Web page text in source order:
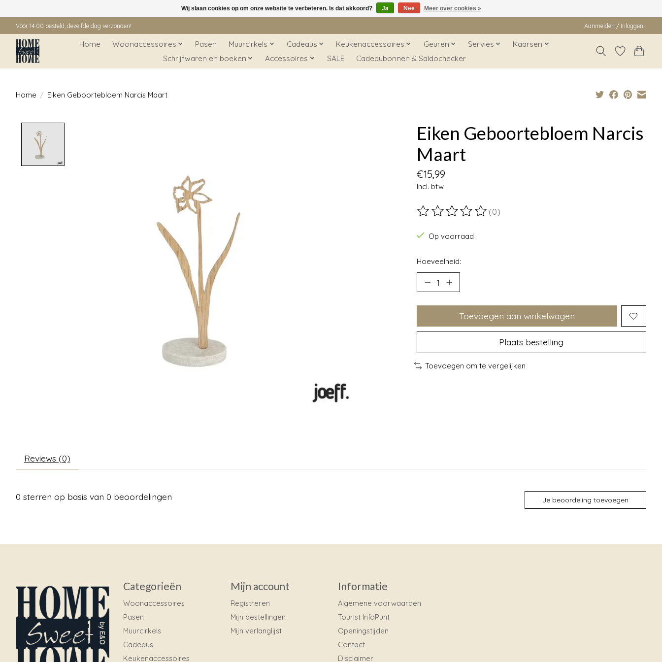
Vóór 14:00 besteld, dezelfde dag verzonden! Aanmelden / Inloggen
Home Woonaccessoires Pasen Muurcirkels Cadeaus Keukenaccessoires Geuren Servies
Kaarsen
Schrijfwaren en boeken
Accessoires SALE Cadeaubonnen & Saldochecker
Home / Eiken Geboortebloem Narcis Maart
Eiken Geboortebloem Narcis
Maart
€15,99
Incl. btw
De beoordeling van dit product is
(0)
Op voorraad
Hoeveelheid:
Toevoegen aan winkelwagen
Plaats bestelling
Toevoegen om te vergelijken
Reviews (0)
0 sterren op basis van 0 beoordelingen Je beoordeling toevoegen
Categorieën
Woonaccessoires
Pasen
Muurcirkels
Cadeaus
Keukenaccessoires
Mijn account
Registreren
Mijn bestellingen
Mijn verlanglijst
Informatie
Algemene voorwaarden
Tourist InfoPunt
Openingstijden
Contact
Disclaimer
Wij slaan cookies op om onze website te verbeteren. Is dat akkoord? Ja Nee Meer over cookies »